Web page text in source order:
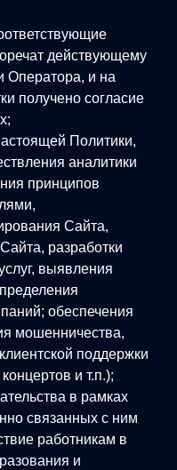
действующему
Оператора, и на
получено согласие
Политики,
аналитики
принципов
Сайта,
разработки
выявления
обеспечения
мошенничества,
поддержки
и т.п.);
в рамках
связанных с ним
работникам в
и